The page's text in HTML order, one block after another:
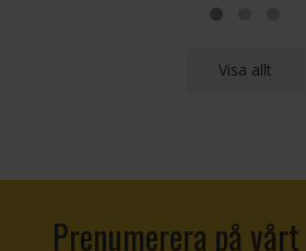
Visa allt
Prenumerera på